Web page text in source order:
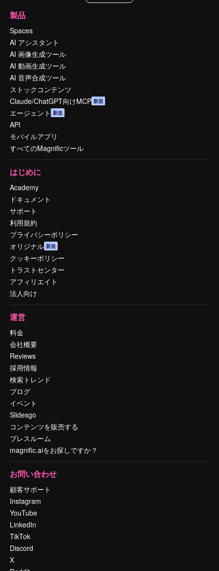
製品
Spaces
AI アシスタント
AI 画像生成ツール
AI 動画生成ツール
AI 音声合成ツール
ストックコンテンツ
Claude/ChatGPT向けMCP 新規
エージェント 新規
API
モバイルアプリ
すべてのMagnificツール
はじめに
Academy
ドキュメント
サポート
利用規約
プライバシーポリシー
オリジナル 新規
クッキーポリシー
トラストセンター
アフィリエイト
法人向け
運営
料金
会社概要
Reviews
採用情報
検索トレンド
ブログ
イベント
Slidesgo
コンテンツを販売する
プレスルーム
magnific.aiをお探しですか？
お問い合わせ
顧客サポート
Instagram
YouTube
LinkedIn
TikTok
Discord
X